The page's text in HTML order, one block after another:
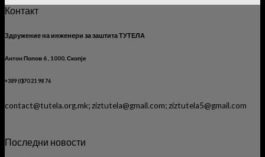
Контакт
Здружение на инженери за заштита ТУТЕЛА
Антон Попов 6 , 1000, Скопје
+389 (0)70 21 98 76
contact@tutela.org.mk; ziztutela@gmail.com; ziztutela5@gmail.com
Последни новости